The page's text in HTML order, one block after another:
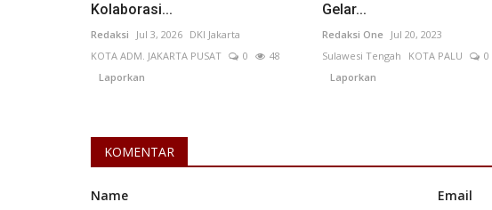
Kolaborasi...
Redaksi Jul 3, 2026 DKI Jakarta
KOTA ADM. JAKARTA PUSAT
0
48
Laporkan
Gelar...
Redaksi One
Jul 20, 2023
Sulawesi Tengah
KOTA PALU 0
Laporkan
KOMENTAR
Name Email
Ribuan Pekerja Migran Indonesia